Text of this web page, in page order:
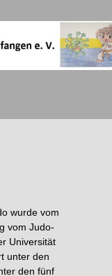
wurde vom
vom Judo-
Universität
unter den
den fünf